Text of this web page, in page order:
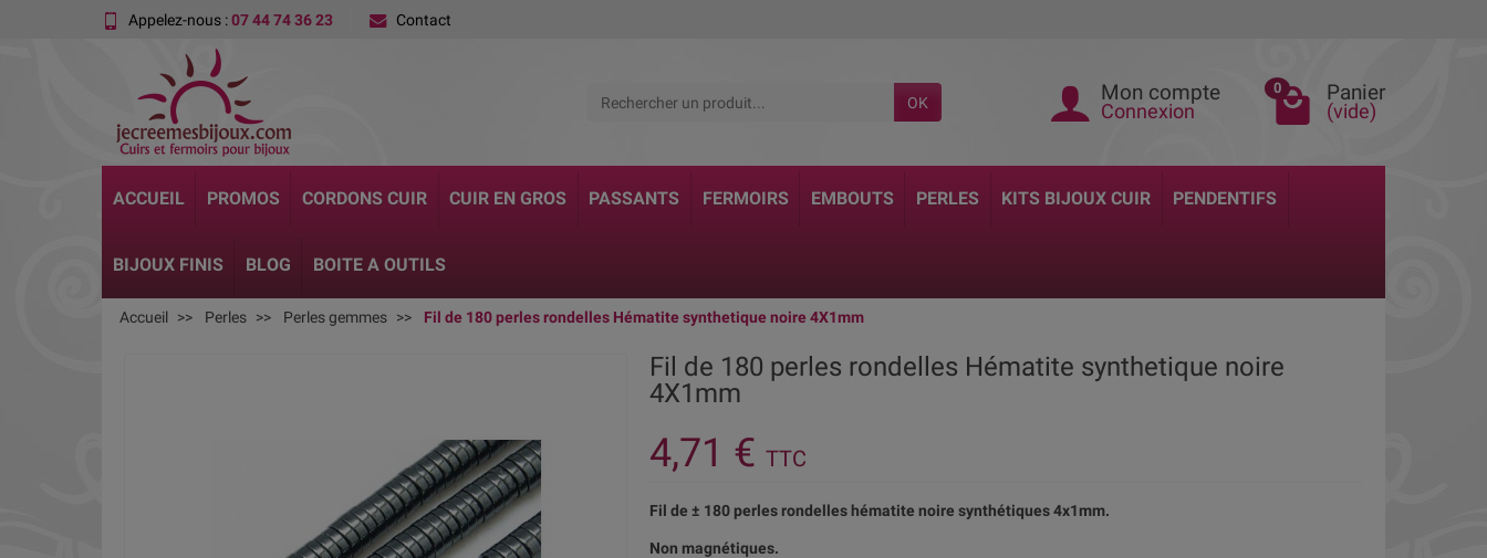
Appelez-nous :07 44 74 36 23 Contact
OK Mon compte
Connexion
0 Panier
(vide)
ACCUEIL PROMOS CORDONS CUIR CUIR EN GROS PASSANTS FERMOIRS EMBOUTS PERLES KITS BIJOUX CUIR PENDENTIFS
BIJOUX FINIS BLOG BOITE A OUTILS
Accueil Perles Perles gemmes Fil de 180 perles rondelles Hématite synthetique noire 4X1mm
Fil de 180 perles rondelles Hématite synthetique noire
4X1mm
4,71 € TTC
Fil de ± 180 perles rondelles hématite noire synthétiques 4x1mm.
Non magnétiques.